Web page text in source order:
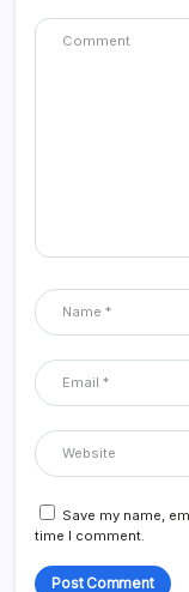
Save my name,
time I comment.